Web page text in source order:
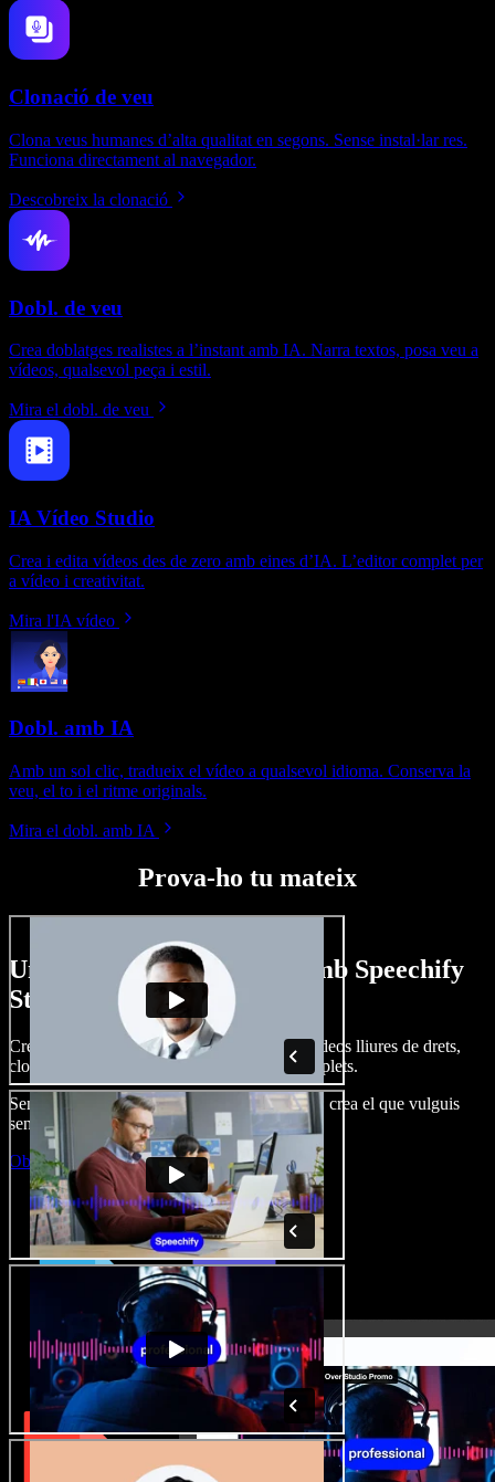
Clonació de veu
Clona veus humanes d’alta qualitat en segons. Sense instal·lar res.
Funciona directament al navegador.
Descobreix la clonació
Dobl. de veu
Crea doblatges realistes a l’instant amb IA. Narra textos, posa veu a
vídeos, qualsevol peça i estil.
Mira el dobl. de veu
IA Vídeo Studio
Crea i edita vídeos des de zero amb eines d’IA. L’editor complet per
a vídeo i creativitat.
Mira l'IA vídeo
Dobl. amb IA
Amb un sol clic, tradueix el vídeo a qualsevol idioma. Conserva la
veu, el to i el ritme originals.
Mira el dobl. amb IA
Prova-ho tu mateix
Un tastet del que pots fer amb Speechify
Studio.
Crea dobl. de veu, afegeix imatges, àudio, vídeos lliures de drets,
clona veus i munta projectes multimèdia complets.
Sense corba d’aprenentatge, tot al navegador: crea el que vulguis
sense els límits de sempre.
Obre l'Studio